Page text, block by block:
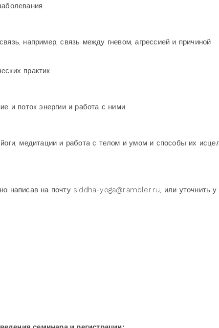
например, связь между гневом, агрессией и причиной
практик.
и поток энергии и работа с ними.
медитации и работа с телом и умом и способы их
написав на почту siddha-yoga@rambler.ru, или уточнить у